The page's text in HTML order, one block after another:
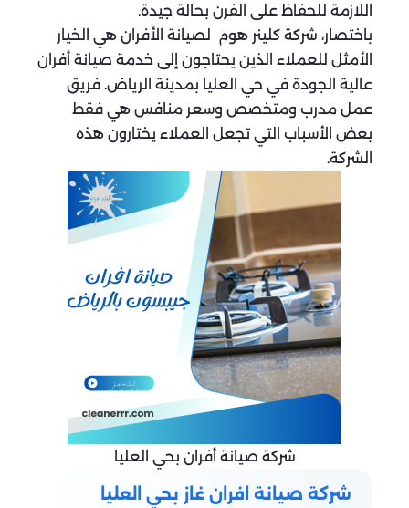
اللازمة للحفاظ على الفرن بحالة جيدة.
باختصار، شركة كلينر هوم لصيانة الأفران هي الخيار
الأمثل للعملاء الذين يحتاجون إلى خدمة صيانة أفران
عالية الجودة في حي العليا بمدينة الرياض. فريق
عمل مدرب ومتخصص وسعر منافس هي فقط
بعض الأسباب التي تجعل العملاء يختارون هذه
الشركة.
شركة صيانة أفران بحي العليا
شركة صيانة افران غاز بحي العليا